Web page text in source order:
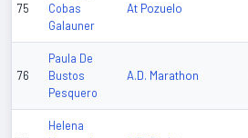
75
Cobas
Galauner
At Pozuelo
76
Paula De
Bustos
Pesquero
A.D. Marathon
Helena